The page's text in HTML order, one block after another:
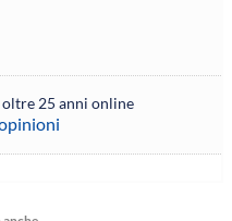
oltre 25 anni online